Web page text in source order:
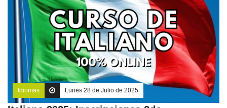
Idiomas Lunes 28 de Julio de 2025